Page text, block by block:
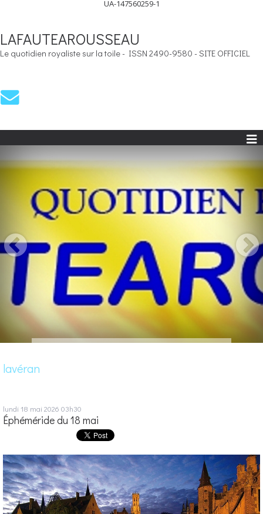
UA-147560259-1
LAFAUTEAROUSSEAU
Le quotidien royaliste sur la toile - ISSN 2490-9580 - SITE OFFICIEL
lavéran
lundi 18 mai 2026 03h30
Éphéméride du 18 mai